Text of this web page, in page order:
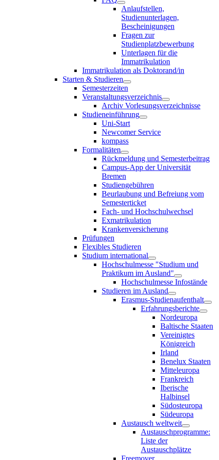
Anlaufstellen,
Studienunterlagen,
Bescheinigungen
Fragen zur
Studienplatzbewerbung
Unterlagen für die
Immatrikulation
Immatrikulation als Doktorand/in
Starten & Studieren
Semesterzeiten
Veranstaltungsverzeichnis
Archiv Vorlesungsverzeichnisse
Studieneinführung
Uni-Start
Newcomer Service
kompass
Formalitäten
Rückmeldung und Semesterbeitrag
Campus-App der Universität
Bremen
Studiengebühren
Beurlaubung und Befreiung vom
Semesterticket
Fach- und Hochschulwechsel
Exmatrikulation
Krankenversicherung
Prüfungen
Flexibles Studieren
Studium international
Hochschulmesse "Studium und
Praktikum im Ausland"
Hochschulmesse Infostände
Studieren im Ausland
Erasmus-Studienaufenthalt
Erfahrungsberichte
Nordeuropa
Baltische Staaten
Vereinigtes
Königreich
Irland
Benelux Staaten
Mitteleuropa
Frankreich
Iberische
Halbinsel
Südosteuropa
Südeuropa
Austausch weltweit
Austauschprogramme:
Liste der
Austauschplätze
Freemover